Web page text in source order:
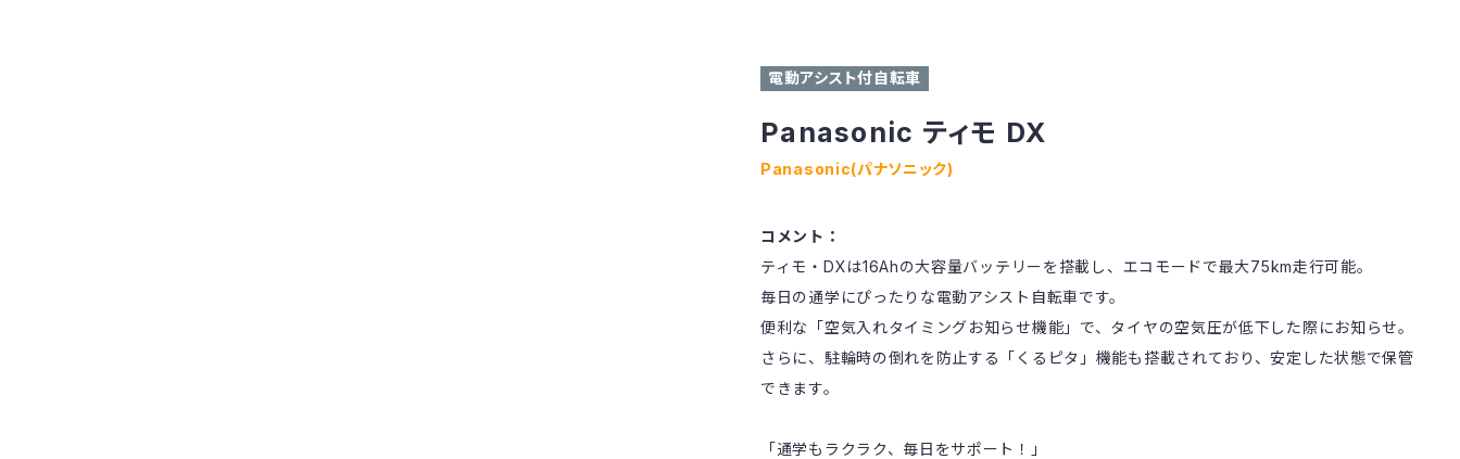
電動アシスト付自転車
Panasonic ティモ DX
Panasonic(パナソニック)
コメント：
ティモ・DXは16Ahの大容量バッテリーを搭載し、エコモードで最大75km走行可能。
毎日の通学にぴったりな電動アシスト自転車です。
便利な「空気入れタイミングお知らせ機能」で、タイヤの空気圧が低下した際にお知らせ。
さらに、駐輪時の倒れを防止する「くるピタ」機能も搭載されており、安定した状態で保管
できます。
「通学もラクラク、毎日をサポート！」